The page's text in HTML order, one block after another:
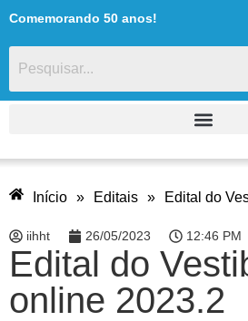
Comemorando 50 anos!
Início » Editais » Edital do
iihht 26/05/2023 12:46 PM
Edital do
online 2023.2